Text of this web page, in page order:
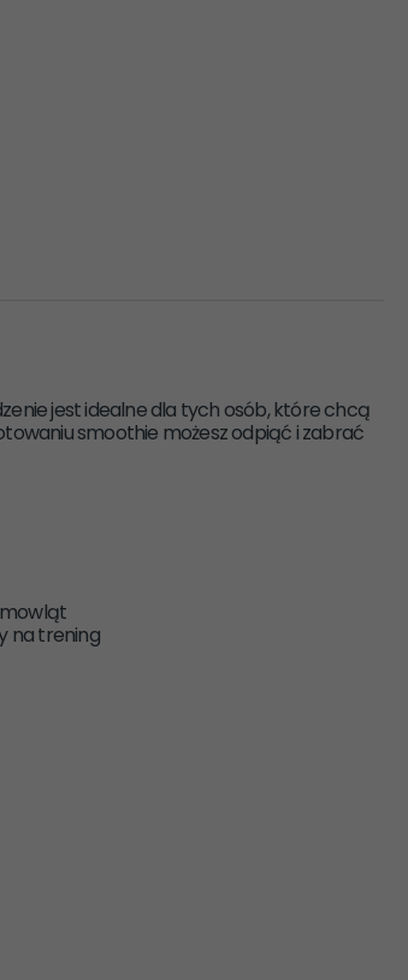
jest idealne dla tych osób, które chcą
smoothie możesz odpiąć i zabrać
na trening